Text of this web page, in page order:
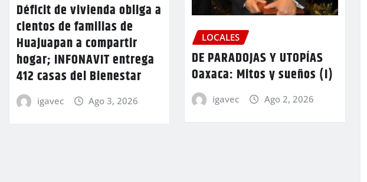
Déficit de vivienda obliga a
cientos de familias de
Huajuapan a compartir
hogar; INFONAVIT entrega
412 casas del Bienestar
igavec Ago 3, 2026
LOCALES
DE PARADOJAS Y UTOPÍAS
Oaxaca: Mitos y sueños (I)
igavec
Ago 2, 2026